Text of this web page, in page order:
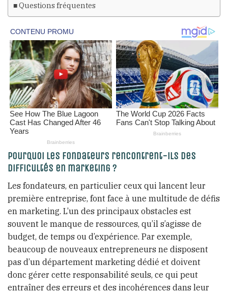
Questions fréquentes
Pourquoi les fondateurs rencontrent-ils des
difficultés en marketing ?
Les fondateurs, en particulier ceux qui lancent leur
première entreprise, font face à une multitude de défis
en marketing. L’un des principaux obstacles est
souvent le manque de ressources, qu’il s’agisse de
budget, de temps ou d’expérience. Par exemple,
beaucoup de nouveaux entrepreneurs ne disposent
pas d’un département marketing dédié et doivent
donc gérer cette responsabilité seuls, ce qui peut
entraîner des erreurs et des incohérences dans leur